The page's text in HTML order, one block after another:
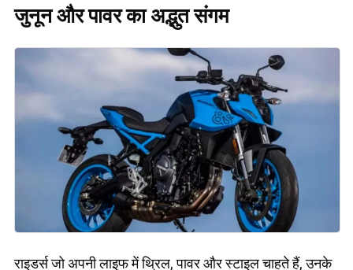
जुनून और पावर का अद्भुत संगम
राइडर्स जो अपनी लाइफ में थ्रिल, पावर और स्टाइल चाहते हैं, उनके